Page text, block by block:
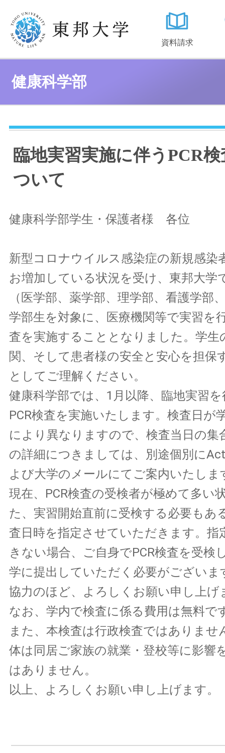
資料請求
健康科学部
臨地実習実施に伴うPCR
ついて
健康科学部学生・保護者様 各位
新型コロナウイルス感染症の新規感染
お増加している状況を受け、東邦大学
（医学部、薬学部、理学部、看護学部
学部生を対象に、医療機関等で実習を
査を実施することとなりました。学生
関、そして患者様の安全と安心を担保
としてご理解ください。
健康科学部では、1月以降、臨地実習
PCR検査を実施いたします。検査日が
により異なりますので、検査当日の集
の詳細につきましては、別途個別に
よび大学のメールにてご案内いたしま
現在、PCR検査の受検者が極めて多い
た、実習開始直前に受検する必要もあ
査日時を指定させていただきます。指
きない場合、ご自身でPCR検査を受検
学に提出していただく必要がございま
協力のほど、よろしくお願い申し上げ
なお、学内で検査に係る費用は無料で
また、本検査は行政検査ではありませ
体は同居ご家族の就業・登校等に影響
はありません。
以上、よろしくお願い申し上げます。